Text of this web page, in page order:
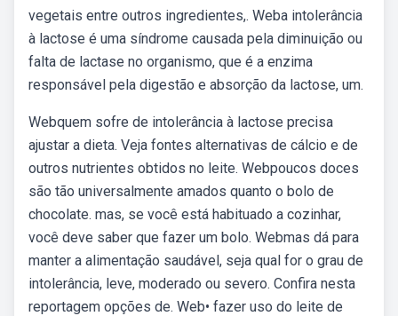
vegetais entre outros ingredientes,. Weba intolerância
à lactose é uma síndrome causada pela diminuição ou
falta de lactase no organismo, que é a enzima
responsável pela digestão e absorção da lactose, um.
Webquem sofre de intolerância à lactose precisa
ajustar a dieta. Veja fontes alternativas de cálcio e de
outros nutrientes obtidos no leite. Webpoucos doces
são tão universalmente amados quanto o bolo de
chocolate. mas, se você está habituado a cozinhar,
você deve saber que fazer um bolo. Webmas dá para
manter a alimentação saudável, seja qual for o grau de
intolerância, leve, moderado ou severo. Confira nesta
reportagem opções de. Web• fazer uso do leite de